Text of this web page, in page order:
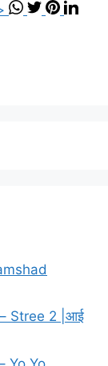
Stree 2 |आई